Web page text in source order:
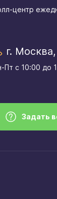
центр
г.
Пт с 10:00 до
Задать